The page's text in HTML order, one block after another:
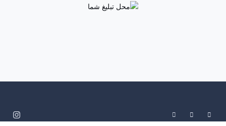
Light Mode
Dark Mode
System Preference